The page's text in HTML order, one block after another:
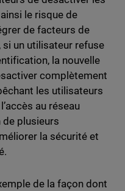
le risque de
de facteurs de
un utilisateur refuse
la nouvelle
complètement
les utilisateurs
au réseau
de plusieurs
la sécurité et
de la façon dont